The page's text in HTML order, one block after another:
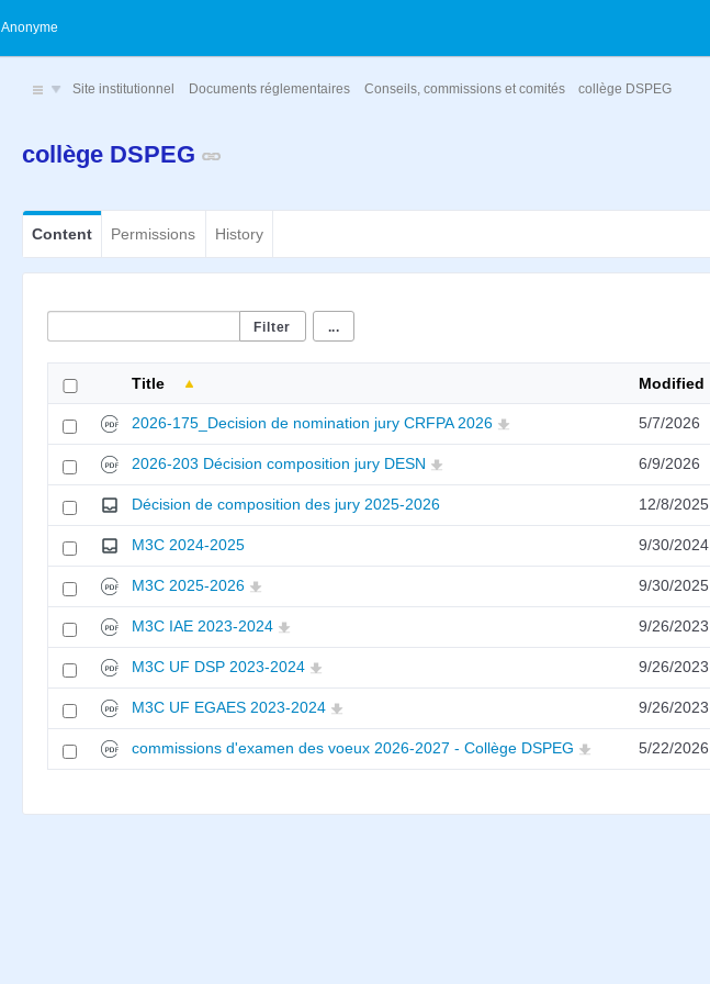
Anonyme
Site institutionnel Documents réglementaires Conseils, commissions et comités collège DSPEG
collège DSPEG
Content Permissions History
...
Title Modified
2026-175_Decision de nomination jury CRFPA 2026 5/7/2026
2026-203 Décision composition jury DESN 6/9/2026
Décision de composition des jury 2025-2026 12/8/2025
M3C 2024-2025 9/30/2024
M3C 2025-2026 9/30/2025
M3C IAE 2023-2024 9/26/2023
M3C UF DSP 2023-2024 9/26/2023
M3C UF EGAES 2023-2024 9/26/2023
commissions d'examen des voeux 2026-2027 - Collège DSPEG 5/22/2026